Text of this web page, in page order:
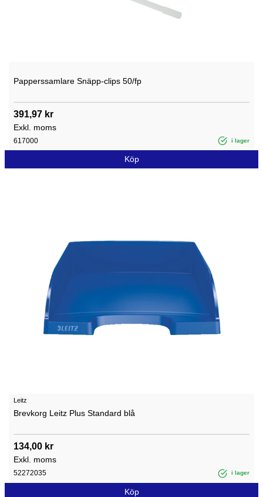
Papperssamlare Snäpp-clips 50/fp
391,97 kr
Exkl. moms
617000 i lager
Köp
Leitz
Brevkorg Leitz Plus Standard blå
134,00 kr
Exkl. moms
52272035 i lager
Köp